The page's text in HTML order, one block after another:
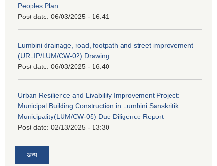
Peoples Plan
Post date: 06/03/2025 - 16:41
Lumbini drainage, road, footpath and street improvement
(URLIP/LUM/CW-02) Drawing
Post date: 06/03/2025 - 16:40
Urban Resilience and Livability Improvement Project:
Municipal Building Construction in Lumbini Sanskritik
Municipality(LUM/CW-05) Due Diligence Report
Post date: 02/13/2025 - 13:30
अन्य